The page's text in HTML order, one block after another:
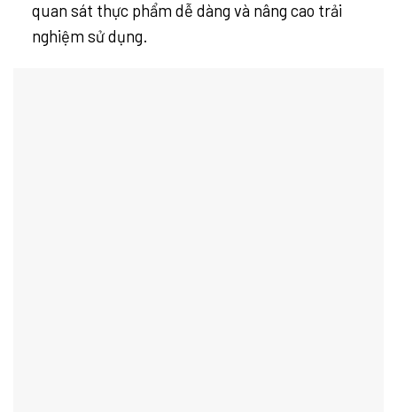
quan sát thực phẩm dễ dàng và nâng cao trải
nghiệm sử dụng.